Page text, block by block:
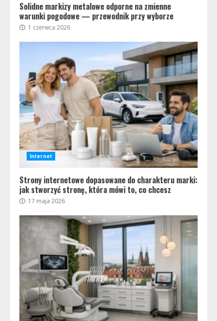
Solidne markizy metalowe odporne na zmienne
warunki pogodowe — przewodnik przy wyborze
1 czerwca 2026
Internet
Strony internetowe dopasowane do charakteru marki:
jak stworzyć stronę, która mówi to, co chcesz
17 maja 2026